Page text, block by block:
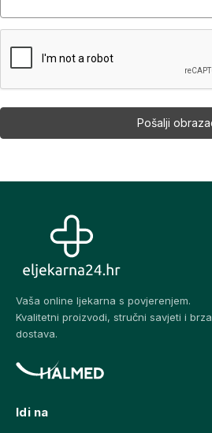
Vaša online ljekarna s povjerenjem.
Kvalitetni proizvodi, stručni savjeti i brza
dostava.
Idi na